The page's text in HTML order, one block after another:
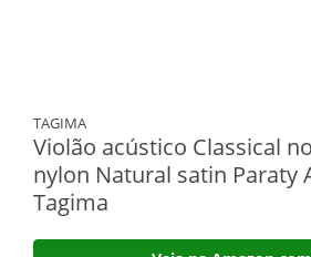
TAGIMA
Violão acústico Classical
nylon Natural satin Paraty
Tagima